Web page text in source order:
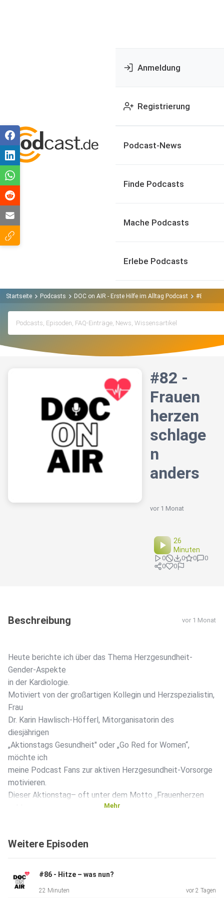
Anmeldung
Registrierung
Podcast-News
Finde Podcasts
Mache Podcasts
Erlebe Podcasts
Startseite Podcasts DOC on AIR - Erste Hilfe im Alltag Podcast #82 -
#82 -
Frauen
herzen
schlage
n
anders
vor 1 Monat
26
Minuten
0 0 0
0
0
0
Beschreibung vor 1 Monat
Heute berichte ich über das Thema Herzgesundheit-
Gender-Aspekte
in der Kardiologie.
Motiviert von der großartigen Kollegin und Herzspezialistin,
Frau
Dr. Karin Hawlisch-Höfferl, Mitorganisatorin des
diesjährigen
„Aktionstags Gesundheit" oder „Go Red for Women“,
möchte ich
meine Podcast Fans zur aktiven Herzgesundheit-Vorsorge
motivieren.
Dieser Aktionstag– oft unter dem Motto „Frauenherzen
Medizin.
betreffen
Symptome, Gefäßerkrankungen und
Medikamentenwirkung.
Mehr
Weitere Episoden
#86 - Hitze – was nun?
22 Minuten vor 2 Tagen